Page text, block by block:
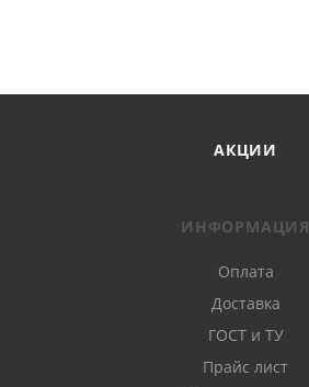
АКЦИИ
ИНФОРМАЦИЯ
Оплата
Доставка
ГОСТ и ТУ
Прайс лист